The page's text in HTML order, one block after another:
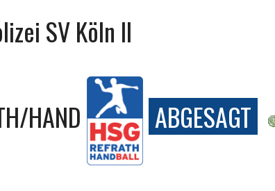
SV Köln II
HAND ABGESAGT